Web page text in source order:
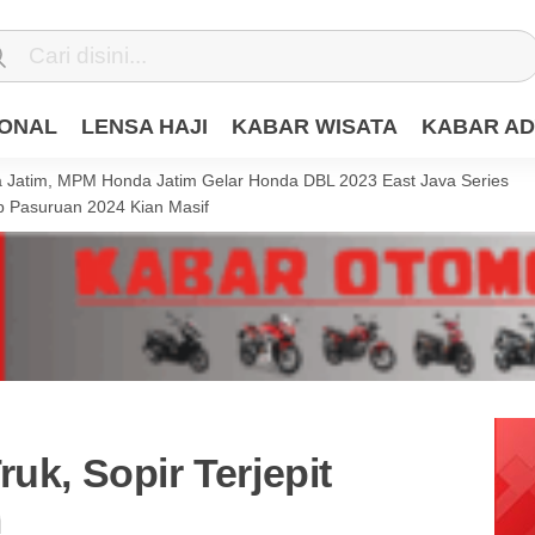
LENSA HAJI KABAR WISATA KABAR
MPM Honda Jatim Gelar Honda DBL 2023 East Java Series
Pasuruan 2024 Kian Masif
Sopir Terjepit